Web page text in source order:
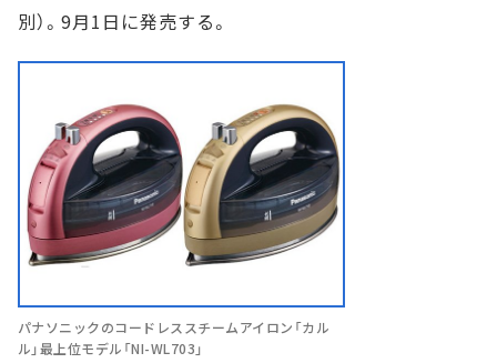
別）。9月1日に発売する。
パナソニックのコードレススチームアイロン「カル
ル」最上位モデル「NI-WL703」